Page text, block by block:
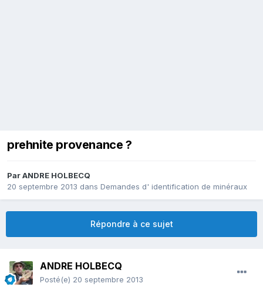
prehnite provenance ?
ParANDRE HOLBECQ
20 septembre 2013 dans Demandes d' identification de minéraux
Répondre à ce sujet
ANDRE HOLBECQ
Posté(e) 20 septembre 2013